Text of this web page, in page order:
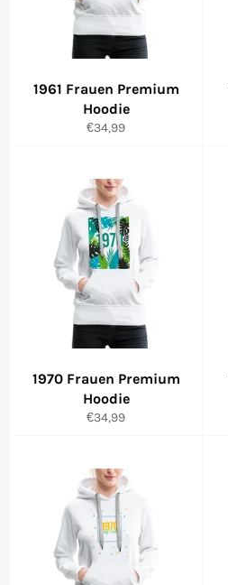
1961 Frauen Premium
Hoodie
Normaler
€34,99
1970 Frauen Premium
Hoodie
Normaler
€34,99